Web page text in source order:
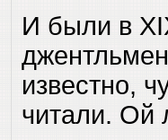
И были в
известно,
читали. Ой